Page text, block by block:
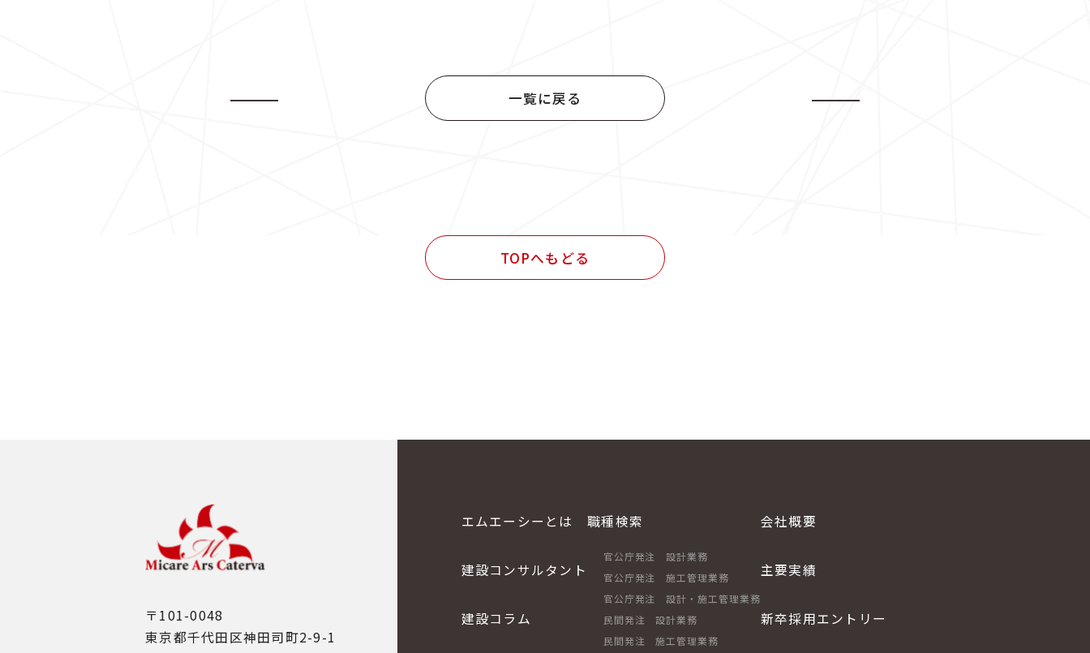
一覧に戻る
TOPへもどる
〒101-0048
東京都千代田区神田司町2-9-1
エムエーシーとは
建設コンサルタント
建設コラム
職種検索
官公庁発注 設計業務
官公庁発注 施工管理業務
官公庁発注 設計・施工管理業務
民間発注 設計業務
民間発注 施工管理業務
会社概要
主要実績
新卒採用エントリー